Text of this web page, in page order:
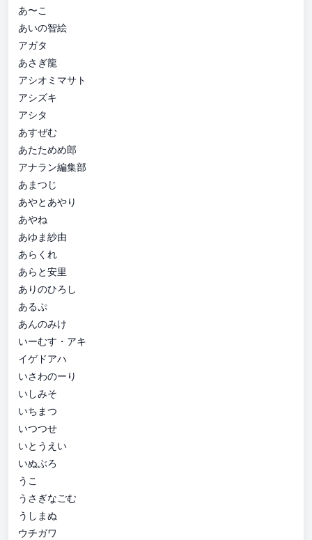
あ〜こ
あいの智絵
アガタ
あさぎ龍
アシオミマサト
アシズキ
アシタ
あすぜむ
あたためめ郎
アナラン編集部
あまつじ
あやとあやり
あやね
あゆま紗由
あらくれ
あらと安里
ありのひろし
あるぷ
あんのみけ
いーむす・アキ
イゲドアハ
いさわのーり
いしみそ
いちまつ
いつつせ
いとうえい
いぬぶろ
うこ
うさぎなごむ
うしまぬ
ウチガワ